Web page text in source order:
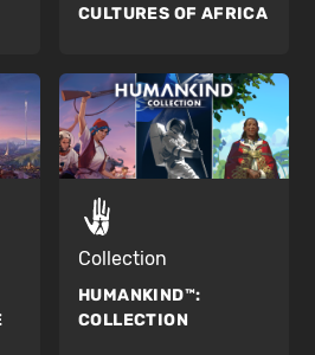
CULTURES OF AFRICA
Collection
HUMANKIND™:
COLLECTION